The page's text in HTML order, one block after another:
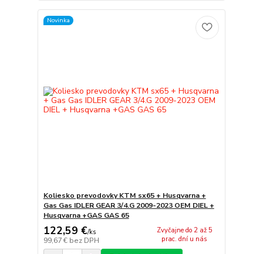
Novinka
Koliesko prevodovky KTM sx65 + Husqvarna +
Gas Gas IDLER GEAR 3/4.G 2009-2023 OEM DIEL +
Husqvarna +GAS GAS 65
122,59 €/ks
99,67 € bez DPH
Zvyčajne do 2 až 5
prac. dní u nás